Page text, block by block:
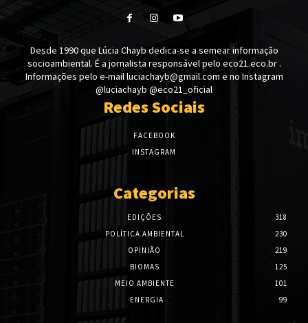
Desde 1990 que Lúcia Chayb dedica-se a semear informação
socioambiental. É a jornalista responsável pelo eco21.eco.br .
Informações pelo e-mail luciachayb@gmail.com e no Instagram
@luciachayb @eco21_oficial
Redes Sociais
FACEBOOK
INSTAGRAM
Categorias
EDIÇÕES
318
POLÍTICA AMBIENTAL
230
OPINIÃO
219
BIOMAS
125
MEIO AMBIENTE
101
ENERGIA
99